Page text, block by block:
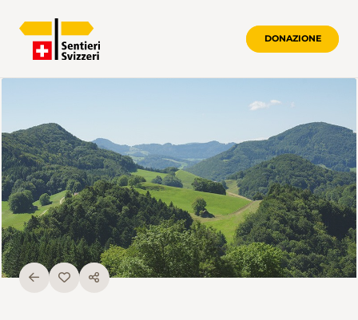
DONAZIONE